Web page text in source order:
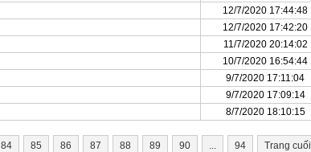
12/7/2020 17:44:48
12/7/2020 17:42:20
11/7/2020 20:14:02
10/7/2020 16:54:44
9/7/2020 17:11:04
9/7/2020 17:09:14
8/7/2020 18:10:15
84 85 86 87 88 89 90 ... 94 Trang cuối